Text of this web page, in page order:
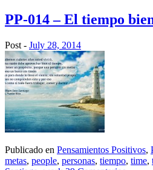
PP-014 – El tiempo
Post - July 28, 2014
Publicado en Pensamientos Positivos,
metas, people, personas, tiempo, time,